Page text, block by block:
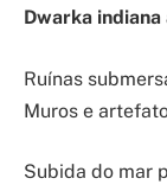
Dwarka
Ruínas
Muros e
Subida do mar